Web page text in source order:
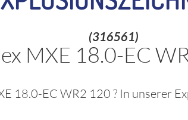
(316561)
MXE 18.0-EC
18.0-EC WR2 120? In unserer